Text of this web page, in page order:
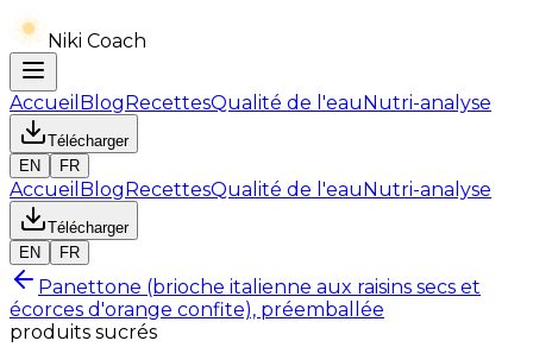
Niki Coach
Accueil BlogRecettesQualité de l'eauNutri-analyse
Télécharger
EN
FR
Accueil BlogRecettesQualité de l'eauNutri-analyse
Télécharger
EN
FR
Panettone (brioche italienne aux raisins secs et
écorces d'orange confite), préemballée
produits sucrés